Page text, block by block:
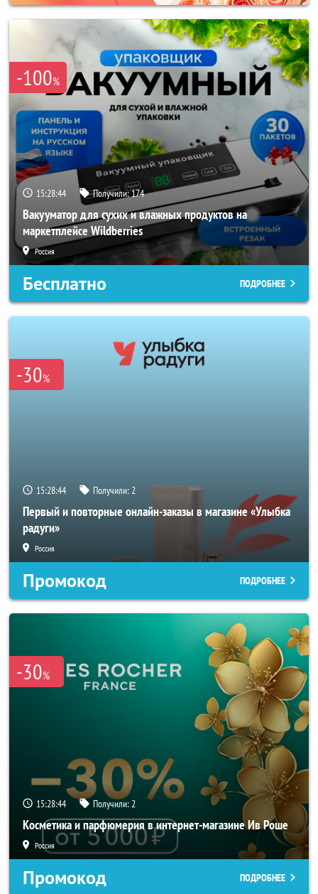
-100%
15:28:42 Получили:174
Вакууматор для сухих и влажных продуктов на
маркетплейсе Wildberries
Россия
Бесплатно ПОДРОБНЕЕ
-30%
15:28:42 Получили:2
Первый и повторные онлайн-заказы в магазине «Улыбка
радуги»
Россия
Промокод ПОДРОБНЕЕ
-30%
15:28:42 Получили:2
Косметика и парфюмерия в интернет-магазине Ив Роше
Россия
Промокод ПОДРОБНЕЕ